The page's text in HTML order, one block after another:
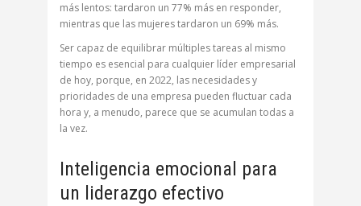
más lentos: tardaron un 77% más en responder,
mientras que las mujeres tardaron un 69% más.
Ser capaz de equilibrar múltiples tareas al mismo
tiempo es esencial para cualquier líder empresarial
de hoy, porque, en 2022, las necesidades y
prioridades de una empresa pueden fluctuar cada
hora y, a menudo, parece que se acumulan todas a
la vez.
Inteligencia emocional para
un liderazgo efectivo